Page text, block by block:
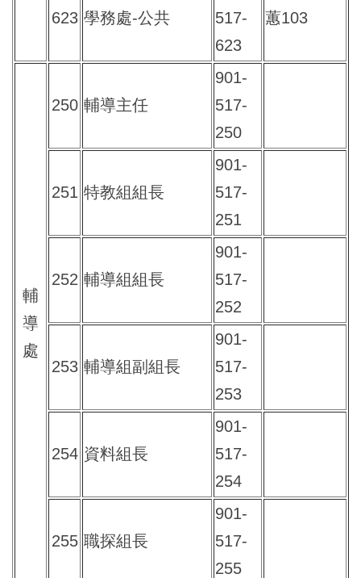
623 學務處-公共
517-
623
蕙103
輔
導
處
250 輔導主任
901-
517-
250
251 特教組組長
901-
517-
251
252 輔導組組長
901-
517-
252
253 輔導組副組長
901-
517-
253
254 資料組長
901-
517-
254
255 職探組長
901-
517-
255